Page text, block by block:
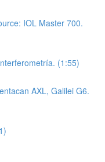
IOL Master 700.
(1:55)
AXL, Galilei G6.